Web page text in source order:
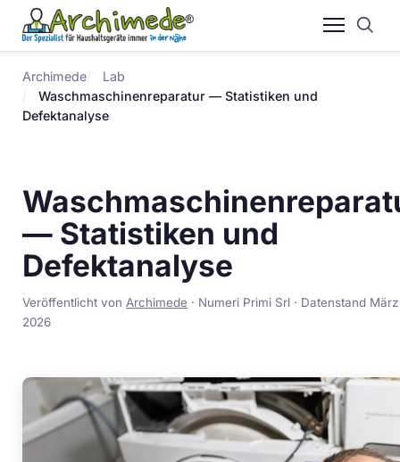
Archimede
Lab
Waschmaschinenreparatur — Statistiken und
Defektanalyse
— Statistiken und
Defektanalyse
Veröffentlicht vonArchimede · Numeri Primi Srl · Datenstand März
2026